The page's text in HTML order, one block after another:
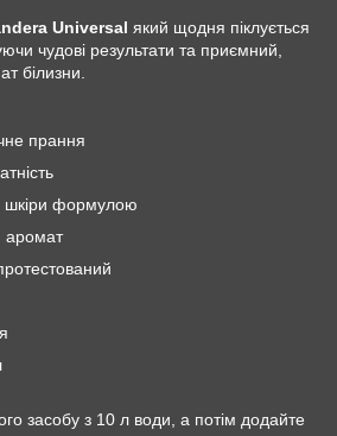
Universal який щодня піклується
чудові результати та приємний,
білизни.
прання
шкіри формулою
аромат
засобу з 10 л води, а потім додайте